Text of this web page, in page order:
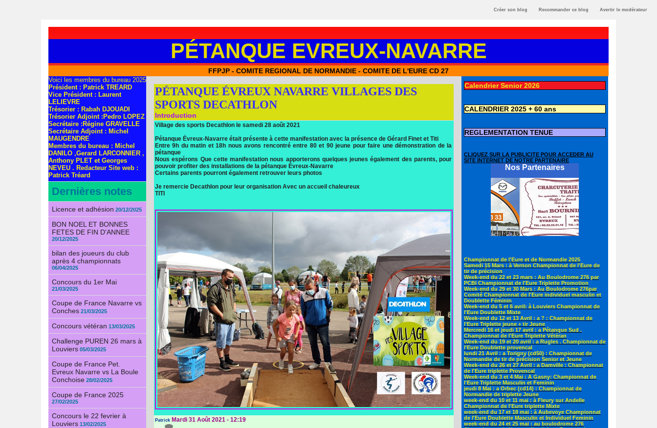
Créer son blog Recommander ce blog Avertir le modérateur
PÉTANQUE EVREUX-NAVARRE
FFPJP - COMITE REGIONAL DE NORMANDIE - COMITE DE L'EURE CD 27
Voici les membres du bureau 2025
Président : Patrick TREARD
Vice Président : Laurent
LELIEVRE
Trésorier : Rabah DJOUADI
Trésorier Adjoint :Pedro LOPEZ
Secrétaire :Régine GRAVELLE
Secrétaire Adjoint : Michel
MAUGENDRE
Membres du bureau : Michel
DANILO ,Gerard LARCONNIER ,
Anthony PLET et Georges
NEVEU . Redacteur Site web :
Patrick Tréard
Dernières notes
Licence et adhésion 20/12/2025
BON NOEL ET BONNES
FETES DE FIN D'ANNEE
20/12/2025
bilan des joueurs du club
après 4 championnats
06/04/2025
Concours du 1er Mai
21/03/2025
Coupe de France Navarre vs
Conches 21/03/2025
Concours vétéran 13/03/2025
Challenge PUREN 26 mars à
Louviers 05/03/2025
Coupe de France Pet.
Evreux Navarre vs La Boule
Conchoise 28/02/2025
Coupe de France 2025
27/02/2025
Concours le 22 fevrier à
Louviers 13/02/2025
PÉTANQUE ÉVREUX NAVARRE VILLAGES DES
SPORTS DECATHLON
Introduction
Village des sports Decathlon le samedi 28 août 2021
Pétanque Évreux-Navarre était présente à cette manifestation avec la présence de Gérard Finet et Titi
Entre 9h du matin et 18h nous avons rencontré entre 80 et 90 jeune pour faire une démonstration de la
pétanque
Nous espérons Que cette manifestation nous apporterons quelques jeunes également des parents, pour
pouvoir profiter des installations de la pétanque Évreux-Navarre
Certains parents pourront également retrouver leurs photos
Je remercie Decathlon pour leur organisation Avec un accueil chaleureux
TITI
Patrick Mardi 31 Août 2021 - 12:19
{0}
Calendrier Senior 2026
CALENDRIER 2025 + 60 ans
REGLEMENTATION TENUE
CLIQUEZ SUR LA PUBLICITE POUR ACCEDER AU
SITE INTERNET DE NOTRE PARTENAIRE
Nos Partenaires
Championnat de l'Eure et de Normandie 2025
Samedi 15 Mars : à Vernon Championnat de l'Eure de
tir de précision
Week-end du 22 et 23 mars : Au Boulodrome 276 par
PCBI Championnat de l'Eure Triplette Promotion
Week-end du 29 et 30 Mars : Au Boulodrome 276par
Comité Championnat de l'Eure individuel masculin et
Doublette Féminin
Week-end du 5 et 6 avril: à Louviers Championnat de
l'Eure Doublette Mixte
Week-end du 12 et 13 Avril : a ? : Championnat de
l'Eure Triplette jeune + tir Jeune
Mercredi 16 et jeudi 17 avril : a Pétanque Sud .
Championnat de l'Eure Triplette Vétéran
Week-end du 19 et 20 avril : a Rugles . Championnat de
l'Eure Doublette provencal
lundi 21 Avril : a Torigny (cd50) : Championnat de
Normandie de tir de précision Senior et Jeune
Week-end du 26 et 27 Avril : a Damville : Championnat
de l'Eure triplette Provencal
Week-end du 3 et 4 Mai : A Gasny: Championnat de
l'Eure Triplette Masculin et Feminin
jeudi 8 Mai : a Orbec (cd14) : Championnat de
Normandie de triplette Jeune
week-end du 10 et 11 mai : à Fleury sur Andelle
Championnat de l'Eure triplette Mixte
week-end du 17 et 18 mai : à Aubevoye Championnat
de l'Eure Doublette Masculin et Individuel Feminin
week-end du 24 et 25 mai : au boulodrome 276